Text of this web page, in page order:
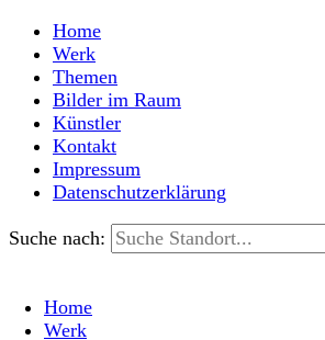
Home
Werk
Themen
Bilder im Raum
Künstler
Kontakt
Impressum
Datenschutzerklärung
Suche nach:
Home
Werk